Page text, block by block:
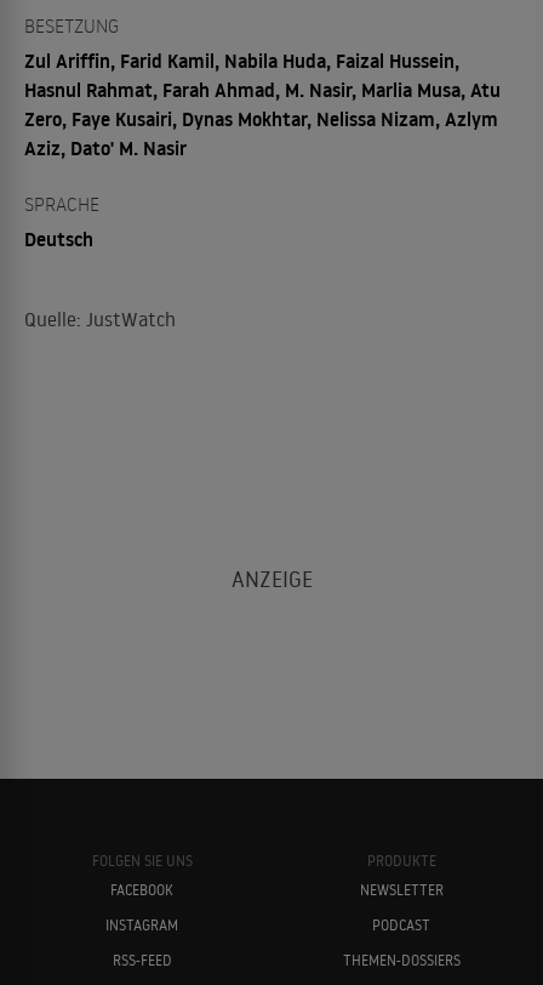
BESETZUNG
Zul Ariffin, Farid Kamil, Nabila Huda, Faizal Hussein,
Hasnul Rahmat, Farah Ahmad, M. Nasir, Marlia Musa, Atu
Zero, Faye Kusairi, Dynas Mokhtar, Nelissa Nizam, Azlym
Aziz, Dato' M. Nasir
SPRACHE
Deutsch
Quelle: JustWatch
FOLGEN SIE UNS
FACEBOOK
INSTAGRAM
RSS-FEED
PRODUKTE
NEWSLETTER
PODCAST
THEMEN-DOSSIERS